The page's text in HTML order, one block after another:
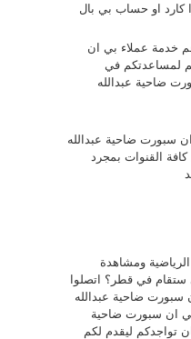
كارد او حساب بي بال
خدمة عملاء بي ان
لمساعدتكم في
ضاحية عبدالله
سبورت ضاحية عبدالله
القنوات بمجرد
ومشاهدة
كأس العالم 2022 التي ستقام في قطر؟ اتصلوا
سبورت ضاحية عبدالله
ان سبورت ضاحية
تواجدكم ليقدم لكم